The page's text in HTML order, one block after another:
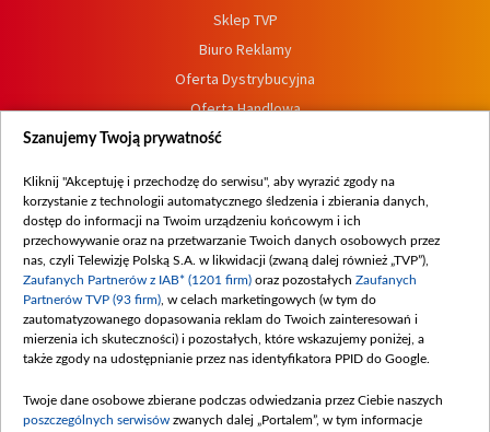
Sklep TVP
Biuro Reklamy
Oferta Dystrybucyjna
Oferta Handlowa
Dostępność
Procedura zgłoszeń wewnętrznych
Szanujemy Twoją prywatność
Kliknij "Akceptuję i przechodzę do serwisu", aby wyrazić zgody na
korzystanie z technologii automatycznego śledzenia i zbierania danych,
dostęp do informacji na Twoim urządzeniu końcowym i ich
przechowywanie oraz na przetwarzanie Twoich danych osobowych przez
nas, czyli Telewizję Polską S.A. w likwidacji (zwaną dalej również „TVP”),
Zaufanych Partnerów z IAB* (1201 firm) oraz pozostałych Zaufanych
Partnerów TVP (93 firm) , w celach marketingowych (w tym do
zautomatyzowanego dopasowania reklam do Twoich zainteresowań i
mierzenia ich skuteczności) i pozostałych, które wskazujemy poniżej, a
także zgody na udostępnianie przez nas identyfikatora PPID do Google.
Twoje dane osobowe zbierane podczas odwiedzania przez Ciebie naszych
poszczególnych serwisów zwanych dalej „Portalem”, w tym informacje